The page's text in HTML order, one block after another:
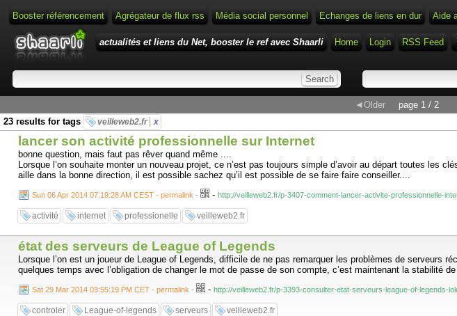
Booster référencement Agrégateur de flux rss Média social personnel Echanges de liens en dur Aide
actualités et liens du Net, booster le ref avec Shaarli Home Login RSS Feed
◄Older
page 1 / 2
23 results for tags
veilleweb2.fr x
lancer son activité professionnelle sur Internet
bonne question, mais faut pas rêver quand même ....
Lorsque l’on souhaite monter un nouveau projet, ce n’est pas toujours simple d’avoir au départ toutes les
aille dans la bonne direction, il est possible sachez qu’il est possible de se faire faire conseiller....
Sun 06 Apr 2014 07:19:28 AM CEST - permalink - - http://veilleweb2.fr/p-3407-comment-lancer-activite-professionnelle-
activité internet professionelle veilleweb2.fr
état des serveurs de League of Legends
Lorsque l’on est un joueur de League of Legends, difficile de ne pas remarquer les problèmes de
quelques temps avec l’obligation de changer le mot de passe de son compte, c’est maintenant la stabilité
Sat 29 Mar 2014 03:55:19 PM CET - permalink - - http://veilleweb2.fr/p-3393-consulter-etat-serveurs-league-of-legends-
controler League-of-legends serveurs veilleweb2.fr